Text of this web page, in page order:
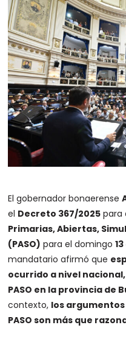
El gobernador bonaerense
el Decreto 367/2025 para
Primarias, Abiertas,
(PASO) para el domingo
mandatario afirmó que
ocurrido a nivel
PASO en la provincia de
contexto, los
PASO son más que